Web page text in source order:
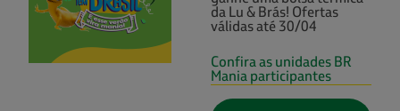
da Lu & Brás! Ofertas
válidas até 30/04
Confira as unidades BR
Mania participantes